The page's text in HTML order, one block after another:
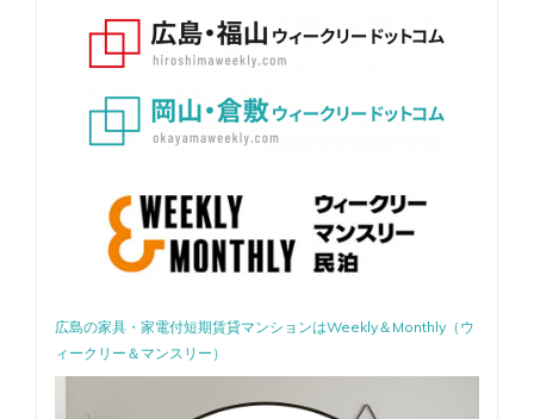
広島の家具・家電付短期賃貸マンションはWeekly＆Monthly（ウ
ィークリー＆マンスリー）